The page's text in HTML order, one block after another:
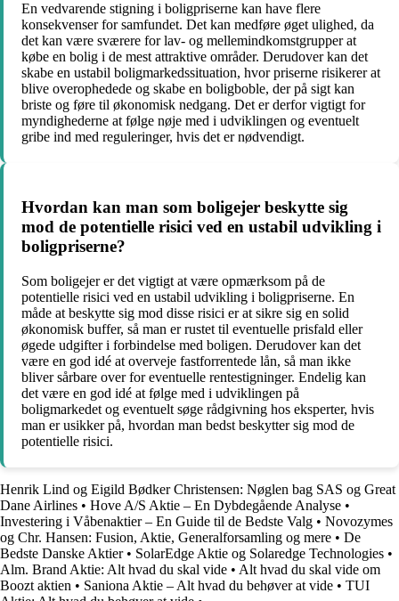
En vedvarende stigning i boligpriserne kan have flere
konsekvenser for samfundet. Det kan medføre øget ulighed, da
det kan være sværere for lav- og mellemindkomstgrupper at
købe en bolig i de mest attraktive områder. Derudover kan det
skabe en ustabil boligmarkedssituation, hvor priserne risikerer at
blive overophedede og skabe en boligboble, der på sigt kan
briste og føre til økonomisk nedgang. Det er derfor vigtigt for
myndighederne at følge nøje med i udviklingen og eventuelt
gribe ind med reguleringer, hvis det er nødvendigt.
Hvordan kan man som boligejer beskytte sig
mod de potentielle risici ved en ustabil udvikling i
boligpriserne?
Som boligejer er det vigtigt at være opmærksom på de
potentielle risici ved en ustabil udvikling i boligpriserne. En
måde at beskytte sig mod disse risici er at sikre sig en solid
økonomisk buffer, så man er rustet til eventuelle prisfald eller
øgede udgifter i forbindelse med boligen. Derudover kan det
være en god idé at overveje fastforrentede lån, så man ikke
bliver sårbare over for eventuelle rentestigninger. Endelig kan
det være en god idé at følge med i udviklingen på
boligmarkedet og eventuelt søge rådgivning hos eksperter, hvis
man er usikker på, hvordan man bedst beskytter sig mod de
potentielle risici.
Henrik Lind og Eigild Bødker Christensen: Nøglen bag SAS og Great
Dane Airlines • Hove A/S Aktie – En Dybdegående Analyse •
Investering i Våbenaktier – En Guide til de Bedste Valg • Novozymes
og Chr. Hansen: Fusion, Aktie, Generalforsamling og mere • De
Bedste Danske Aktier• SolarEdge Aktie og Solaredge Technologies •
Alm. Brand Aktie: Alt hvad du skal vide • Alt hvad du skal vide om
Boozt aktien • Saniona Aktie – Alt hvad du behøver at vide • TUI